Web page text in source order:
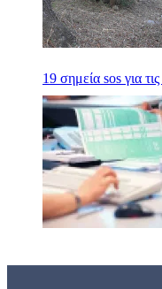
19 σημεία sos για